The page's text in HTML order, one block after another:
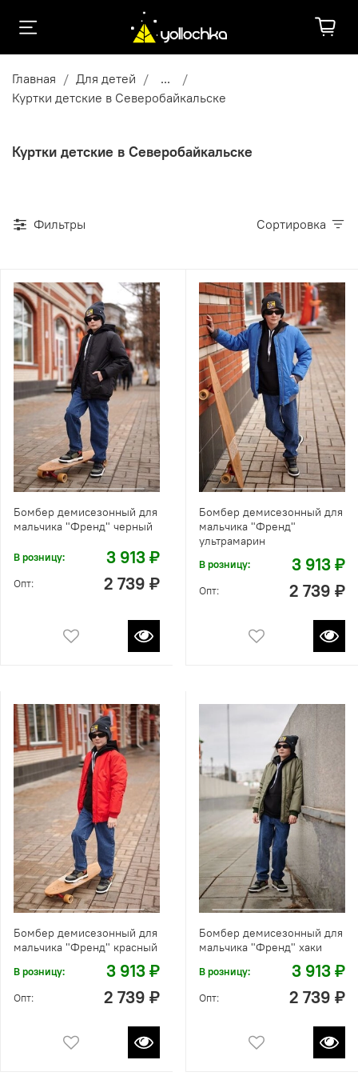
Главная Для детей
...
Куртки детские в Северобайкальске
Куртки детские в Северобайкальске
Фильтры Сортировка
Бомбер демисезонный для
мальчика "Френд" черный
В розницу: 3 913 ₽
Опт: 2 739 ₽
Бомбер демисезонный для
мальчика "Френд"
ультрамарин
В розницу: 3 913 ₽
Опт: 2 739 ₽
Бомбер демисезонный для
мальчика "Френд" красный
В розницу: 3 913 ₽
Опт: 2 739 ₽
Бомбер демисезонный для
мальчика "Френд" хаки
В розницу: 3 913 ₽
Опт: 2 739 ₽